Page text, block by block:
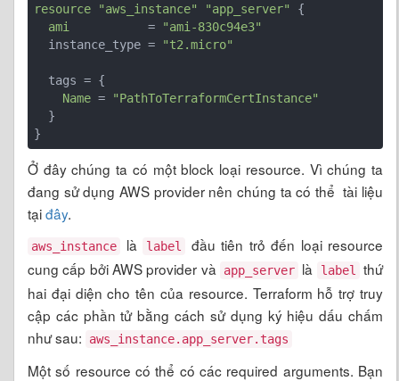
resource "aws_instance" "app_server"
{
ami
           =
"ami-830c94e3"
  instance_type =
"t2.micro"
Name =
"PathToTerraformCertInstance"
}
Ở đây chúng ta có một block loại resource. Vì chúng ta
đang sử dụng AWS provider nên chúng ta có thể tài liệu
tạiđây.
aws_instance là label
đầu tiên trỏ đến loại resource
cung cấp bởi AWS provider và
app_server là label
thứ
hai đại diện cho tên của resource. Terraform hỗ trợ truy
cập các phần tử bằng cách sử dụng ký hiệu dấu chấm
như sau:
aws_instance.app_server.tags
Một số resource có thể có các required arguments. Bạn